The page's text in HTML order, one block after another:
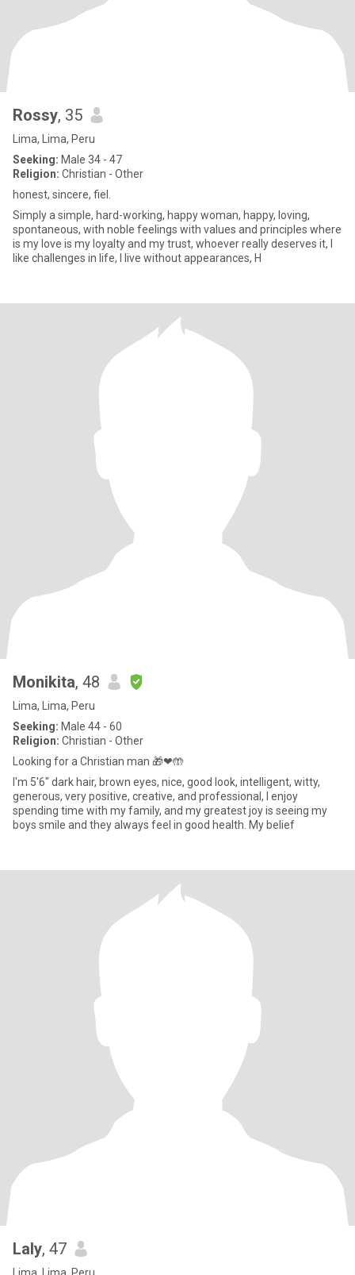
Rossy, 35
Lima, Lima, Peru
Seeking: Male 34 - 47
Religion: Christian - Other
honest, sincere, fiel.
Simply a simple, hard-working, happy woman, happy, loving,
spontaneous, with noble feelings with values ​​and principles where
is my love is my loyalty and my trust, whoever really deserves it, I
like challenges in life, I live without appearances, H
Monikita, 48
Lima, Lima, Peru
Seeking: Male 44 - 60
Religion: Christian - Other
Looking for a Christian man 🎁❤🤲
I'm 5'6" dark hair, brown eyes, nice, good look, intelligent, witty,
generous, very positive, creative, and professional, I enjoy
spending time with my family, and my greatest joy is seeing my
boys smile and they always feel in good health. My belief
Laly, 47